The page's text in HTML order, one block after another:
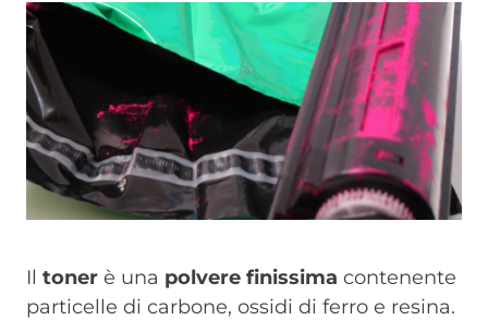
Image
Il toner è una polvere finissima contenente
particelle di carbone, ossidi di ferro e resina.